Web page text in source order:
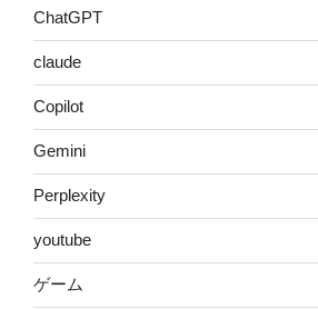
ChatGPT
claude
Copilot
Gemini
Perplexity
youtube
ゲーム